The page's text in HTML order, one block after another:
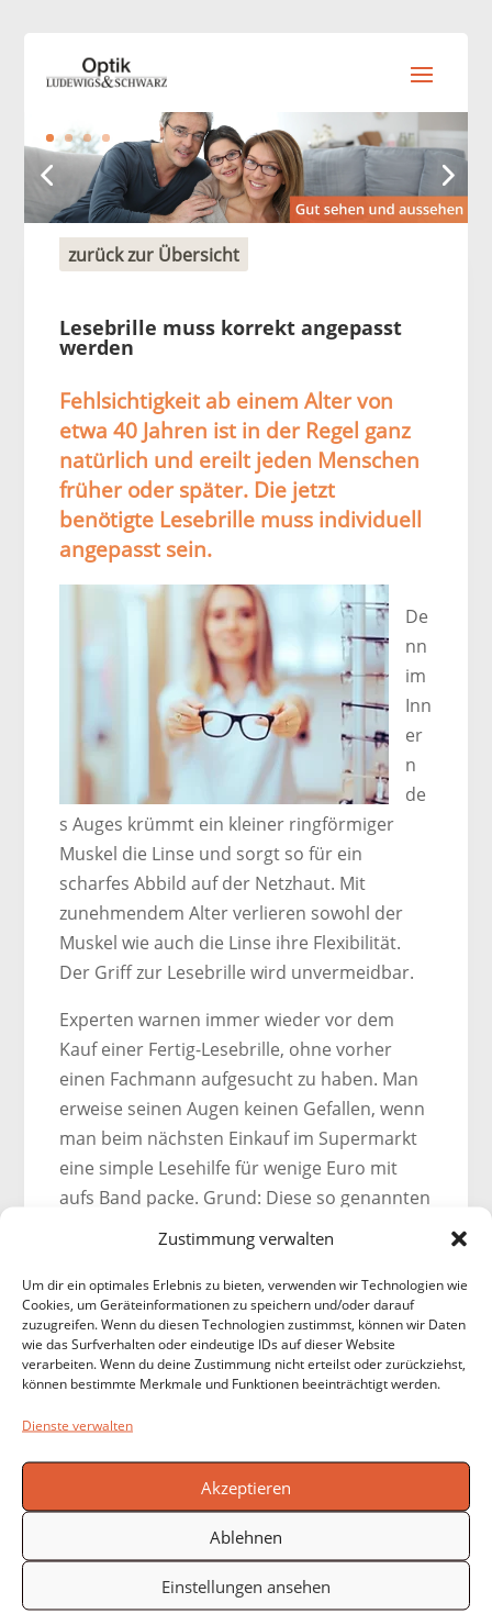
Zustimmung verwalten
Um dir ein optimales Erlebnis zu bieten, verwenden wir Technologien wie
Cookies, um Geräteinformationen zu speichern und/oder darauf
zuzugreifen. Wenn du diesen Technologien zustimmst, können wir Daten
wie das Surfverhalten oder eindeutige IDs auf dieser Website
verarbeiten. Wenn du deine Zustimmung nicht erteilst oder zurückziehst,
können bestimmte Merkmale und Funktionen beeinträchtigt werden.
Dienste verwalten
Akzeptieren
Ablehnen
Einstellungen ansehen
zurück zur Übersicht
Lesebrille muss korrekt angepasst
werden
Fehlsichtigkeit ab einem Alter von
etwa 40 Jahren ist in der Regel ganz
natürlich und ereilt jeden Menschen
früher oder später. Die jetzt
benötigte Lesebrille muss individuell
angepasst sein.
De
nn
im
Inn
er
n
de
s Auges krümmt ein kleiner ringförmiger
Muskel die Linse und sorgt so für ein
scharfes Abbild auf der Netzhaut. Mit
zunehmendem Alter verlieren sowohl der
Muskel wie auch die Linse ihre Flexibilität.
Der Griff zur Lesebrille wird unvermeidbar.
Experten warnen immer wieder vor dem
Kauf einer Fertig-Lesebrille, ohne vorher
einen Fachmann aufgesucht zu haben. Man
erweise seinen Augen keinen Gefallen, wenn
man beim nächsten Einkauf im Supermarkt
eine simple Lesehilfe für wenige Euro mit
aufs Band packe. Grund: Diese so genannten
‚Budget-Brillen’ korrigieren mit ihrer
Einheitsstärke beide Augen gleich, aber nur
selten benötigen beide Augen die selbe
Korrekturstärke. Auf das echte ‚Aha’-
Erlebnis, das sich mit einer korrekt
angepassten Lesebrille bei der ersten
Primitivmodellen vergeblich.
Wer also mehr will, sollte zunächst seine
Augen beim Augenoptiker genau
untersuchen lassen und dann nach der
Augenoptik hat exakt passende Brillengläser